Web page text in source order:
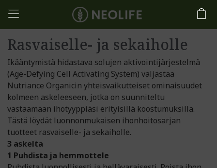
Rasvaiselle- ja sekaiholle
Ikääntymistä hidastava solujen aktivointijärjestelmä
(Age-Defying Cell Activating System) valjastaa
Nutriance Organicin yhteisvaikutteiset ominaisuudet
kolmeen askeleeseen, jotka on suunniteltu
vastaamaan ihotyyppiäsi erityisillä koostumuksilla.
Tästä löydät luonnonmukaisen ihonhoitosarjan
tuotteet rasvaiselle- ja sekaiholle.
3 askelta
1 Puhdista ja hemmottele